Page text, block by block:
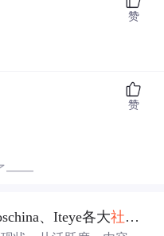
赞
赞
——
、Iteye各大社区